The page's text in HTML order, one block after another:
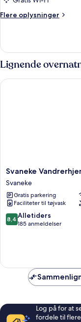
Flere oplysninger
Flere
studiolejlighed
Lignende
Svaneke
Vandrerhjem
-
Hostel
Svaneke
Svaneke
Svaneke
Gratis parkering
Faciliteter til tøjvask
8.4
ud
anmeldelser
8,4 Alletiders
185 anmeldelser
Svaneke Vandrerhjem -
Log på for at
fordele til